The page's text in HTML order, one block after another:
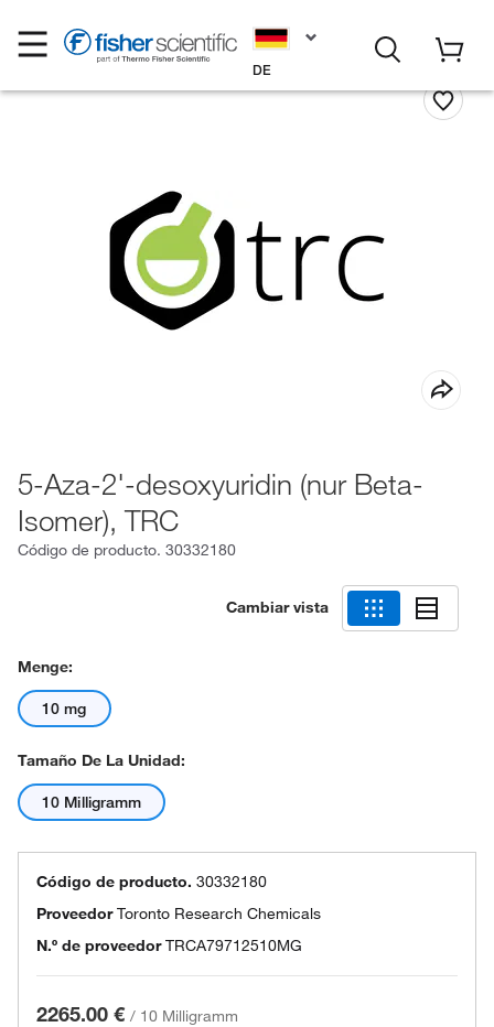
DE
5-Aza-2'-desoxyuridin (nur Beta-
Isomer), TRC
Código de producto. 30332180
Cambiar vista
Menge:
10 mg
Tamaño De La Unidad:
10 Milligramm
Código de producto. 30332180
ProveedorToronto Research Chemicals
N.º de proveedor TRCA79712510MG
2265.00 € / 10 Milligramm